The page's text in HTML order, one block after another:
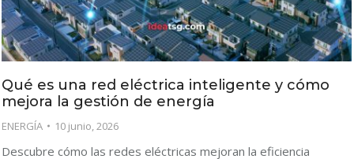
Qué es una red eléctrica inteligente y cómo
mejora la gestión de energía
ENERGÍA 10 junio, 2026
Descubre cómo las redes eléctricas mejoran la eficiencia